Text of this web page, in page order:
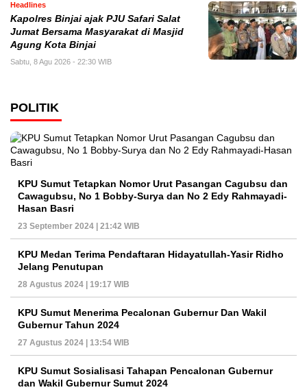
Headlines
Kapolres Binjai ajak PJU Safari Salat
Jumat Bersama Masyarakat di Masjid
Agung Kota Binjai
Sabtu, 8 Agu 2026 - 22:30 WIB
POLITIK
KPU Sumut Tetapkan Nomor Urut Pasangan Cagubsu dan
Cawagubsu, No 1 Bobby-Surya dan No 2 Edy Rahmayadi-
Hasan Basri
23 September 2024 | 21:42 WIB
KPU Medan Terima Pendaftaran Hidayatullah-Yasir Ridho
Jelang Penutupan
28 Agustus 2024 | 19:17 WIB
KPU Sumut Menerima Pecalonan Gubernur Dan Wakil
Gubernur Tahun 2024
27 Agustus 2024 | 13:54 WIB
KPU Sumut Sosialisasi Tahapan Pencalonan Gubernur
dan Wakil Gubernur Sumut 2024